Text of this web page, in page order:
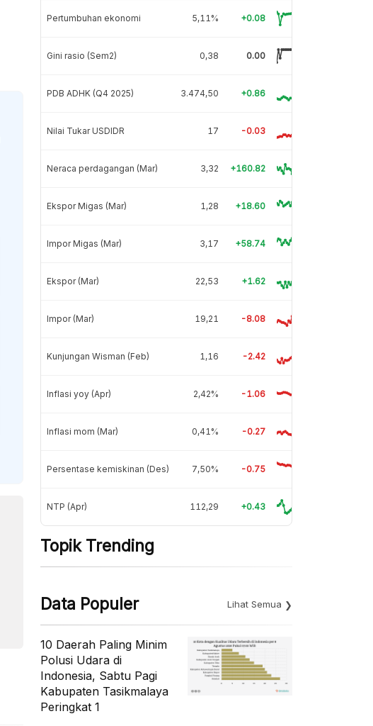
Pertumbuhan ekonomi 5,11% +0.08
Gini rasio (Sem2) 0,38 0.00
PDB ADHK (Q4 2025) 3.474,50 +0.86
Nilai Tukar USDIDR 17 -0.03
Neraca perdagangan (Mar) 3,32 +160.82
Ekspor Migas (Mar) 1,28 +18.60
Impor Migas (Mar) 3,17 +58.74
Ekspor (Mar) 22,53 +1.62
Impor (Mar) 19,21 -8.08
Kunjungan Wisman (Feb) 1,16 -2.42
Inflasi yoy (Apr) 2,42% -1.06
Inflasi mom (Mar) 0,41% -0.27
Persentase kemiskinan (Des) 7,50% -0.75
NTP (Apr) 112,29 +0.43
Topik Trending
Data Populer Lihat Semua
10 Daerah Paling Minim
Polusi Udara di
Indonesia, Sabtu Pagi
Kabupaten Tasikmalaya
Peringkat 1